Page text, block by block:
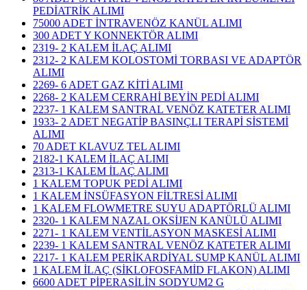
PEDİATRİK ALIMI
75000 ADET İNTRAVENÖZ KANÜL ALIMI
300 ADET Y KONNEKTÖR ALIMI
2319- 2 KALEM İLAÇ ALIMI
2312- 2 KALEM KOLOSTOMİ TORBASI VE ADAPTÖR
ALIMI
2269- 6 ADET GAZ KİTİ ALIMI
2268- 2 KALEM CERRAHİ BEYİN PEDİ ALIMI
2237- 1 KALEM SANTRAL VENÖZ KATETER ALIMI
1933- 2 ADET NEGATİP BASINÇLI TERAPİ SİSTEMİ
ALIMI
70 ADET KLAVUZ TEL ALIMI
2182-1 KALEM İLAÇ ALIMI
2313-1 KALEM İLAÇ ALIMI
1 KALEM TOPUK PEDİ ALIMI
1 KALEM İNSÜFASYON FİLTRESİ ALIMI
1 KALEM FLOWMETRE SUYU ADAPTÖRLÜ ALIMI
2320- 1 KALEM NAZAL OKSİJEN KANÜLÜ ALIMI
2271- 1 KALEM VENTİLASYON MASKESİ ALIMI
2239- 1 KALEM SANTRAL VENÖZ KATETER ALIMI
2217- 1 KALEM PERİKARDİYAL SUMP KANÜL ALIMI
1 KALEM İLAÇ (SİKLOFOSFAMİD FLAKON) ALIMI
6600 ADET PİPERASİLİN SODYUM2 G